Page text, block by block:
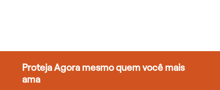
Proteja Agora mesmo quem você mais
ama